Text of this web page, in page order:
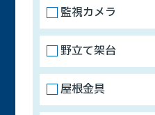
監視カメラ
野立て架台
屋根金具